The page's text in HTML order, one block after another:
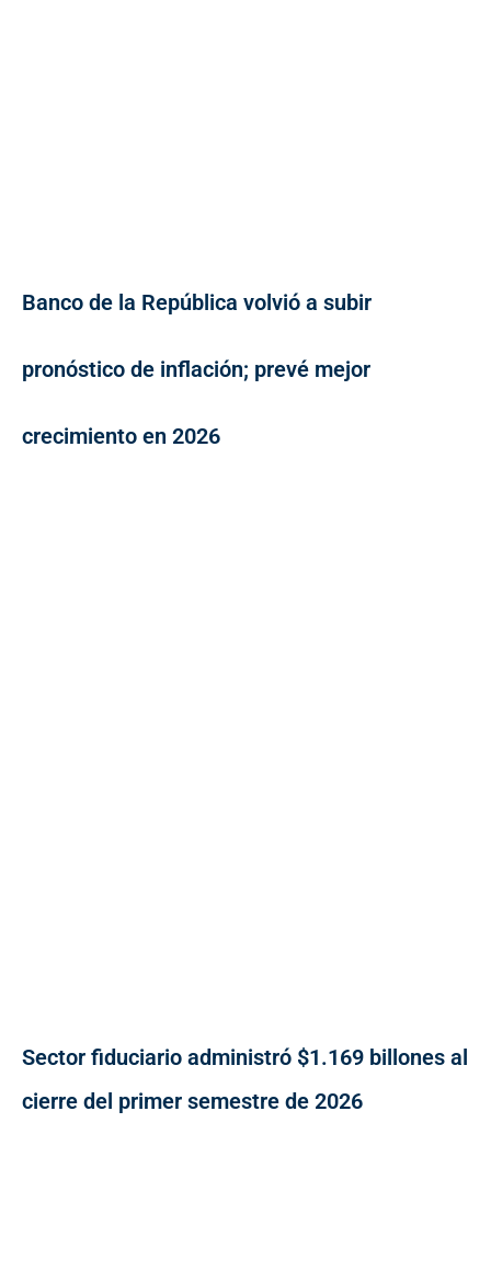
Banco de la República volvió a subir
pronóstico de inflación; prevé mejor
crecimiento en 2026
Sector fiduciario administró $1.169 billones al
cierre del primer semestre de 2026